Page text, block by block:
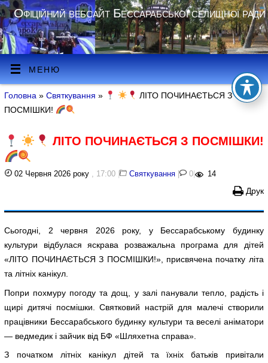
Офіційний вебсайт Бессарабської селищної ради
МЕНЮ
Головна »Святкування »
ЛІТО ПОЧИНАЄТЬСЯ З
ПОСМІШКИ!
ЛІТО ПОЧИНАЄТЬСЯ З ПОСМІШКИ!
02 Червня 2026 року , 17:00 | Святкування | 0 | 14
Друк
Сьогодні, 2 червня 2026 року, у Бессарабському будинку
культури відбулася яскрава розважальна програма для дітей
«ЛІТО ПОЧИНАЄТЬСЯ З ПОСМІШКИ!», присвячена початку літа
та літніх канікул.
Попри похмуру погоду та дощ, у залі панували тепло, радість і
щирі дитячі посмішки. Святковий настрій для малечі створили
працівники Бессарабського будинку культури та веселі аніматори
— ведмедик і зайчик від БФ «Шляхетна справа».
З початком літніх канікул дітей та їхніх батьків привітали